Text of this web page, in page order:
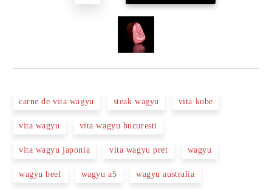
carne de vita wagyu steak wagyu vita kobe
vita wagyu vita wagyu bucuresti
vita wagyu japonia vita wagyu pret wagyu
wagyu beef wagyu a5 wagyu australia